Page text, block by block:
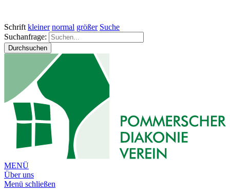
Schrift kleiner normal größer Suche
Suchanfrage:
Durchsuchen
MENÜ
Über uns
Menü schließen